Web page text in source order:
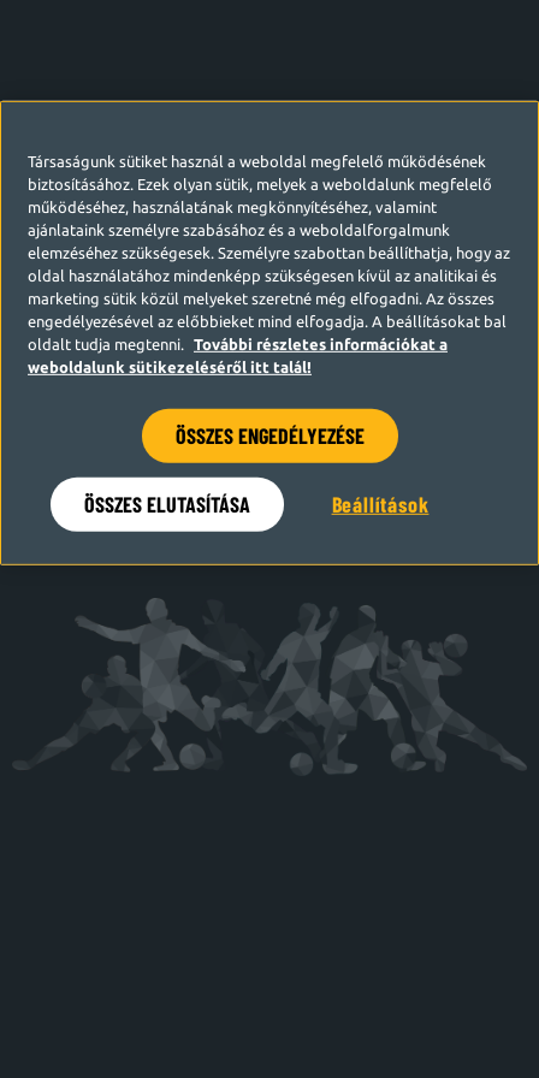
Hamarosan visszatérünk
Társaságunk sütiket használ a weboldal megfelelő működésének
biztosításához. Ezek olyan sütik, melyek a weboldalunk megfelelő
működéséhez, használatának megkönnyítéséhez, valamint
ajánlataink személyre szabásához és a weboldalforgalmunk
elemzéséhez szükségesek. Személyre szabottan beállíthatja, hogy az
oldal használatához mindenképp szükségesen kívül az analitikai és
marketing sütik közül melyeket szeretné még elfogadni. Az összes
engedélyezésével az előbbieket mind elfogadja. A beállításokat bal
oldalt tudja megtenni.
További részletes információkat a
weboldalunk sütikezeléséről itt talál!
ÖSSZES ENGEDÉLYEZÉSE
ÖSSZES ELUTASÍTÁSA Beállítások